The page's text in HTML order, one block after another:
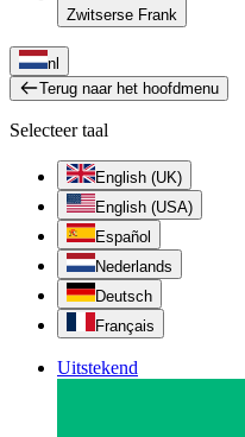
Zwitserse Frank
nl
Terug naar het hoofdmenu
Selecteer taal
English (UK)
English (USA)
Español
Nederlands
Deutsch
Français
Uitstekend